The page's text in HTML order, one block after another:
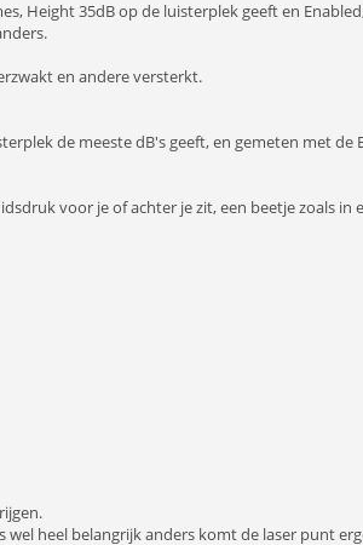
Height 35dB op de luisterplek geeft en
en andere versterkt.
de meeste dB's geeft, en gemeten met de
voor je of achter je zit, een beetje zoals in
wel heel belangrijk anders komt de laser punt